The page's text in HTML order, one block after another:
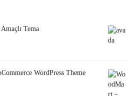
Tema
WordPress Theme